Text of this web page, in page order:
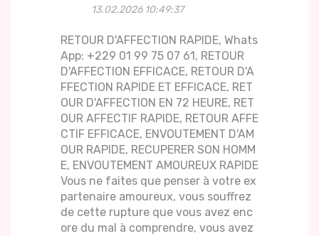
13.02.2026 10:49:37
RETOUR D'AFFECTION RAPIDE, Whats
App: +229 01 99 75 07 61, RETOUR
D'AFFECTION EFFICACE, RETOUR D'A
FFECTION RAPIDE ET EFFICACE, RET
OUR D'AFFECTION EN 72 HEURE, RET
OUR AFFECTIF RAPIDE, RETOUR AFFE
CTIF EFFICACE, ENVOUTEMENT D'AM
OUR RAPIDE, RECUPERER SON HOMM
E, ENVOUTEMENT AMOUREUX RAPIDE
Vous ne faites que penser à votre ex
partenaire amoureux, vous souffrez
de cette rupture que vous avez enc
ore du mal à comprendre, vous avez